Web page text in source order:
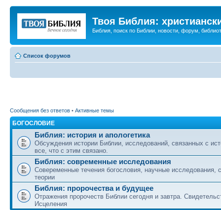
Твоя Библия:
Библия, поиск по Библии, новости, форум,
Список форумов
Сообщения без ответов • Активные темы
БОГОСЛОВИЕ
Библия: история и апологетика
Обсуждения истории Библии, исследований, связанных с
все, что с этим связано.
Библия: современные исследования
Совеременные течения богословия, научные исследования,
теории
Библия: пророчества и будущее
Отражения пророчеств Библии сегодня и завтра.
Исцеления